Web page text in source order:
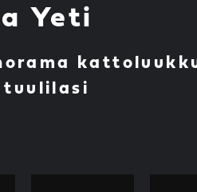
Yeti
tuulilasi